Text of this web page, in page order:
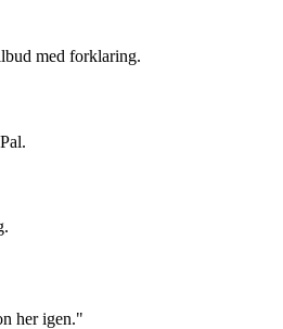
med forklaring.
her igen."